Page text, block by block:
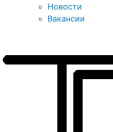
Новости
Вакансии